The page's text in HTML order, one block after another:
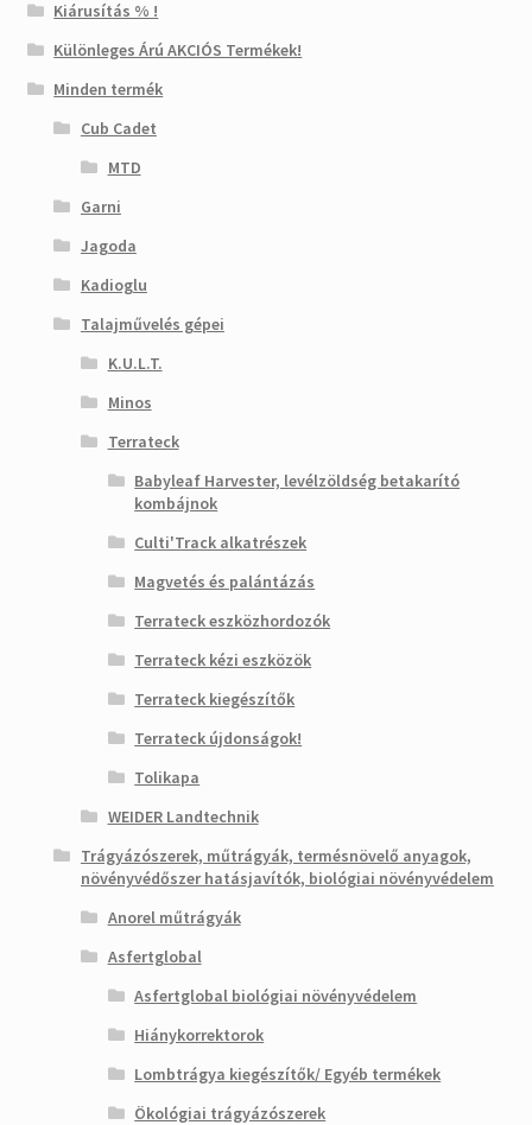
Kiárusítás % !
Különleges Árú AKCIÓS Termékek!
Minden termék
Cub Cadet
MTD
Garni
Jagoda
Kadioglu
Talajművelés gépei
K.U.L.T.
Minos
Terrateck
Babyleaf Harvester, levélzöldség betakarító
kombájnok
Culti'Track alkatrészek
Magvetés és palántázás
Terrateck eszközhordozók
Terrateck kézi eszközök
Terrateck kiegészítők
Terrateck újdonságok!
Tolikapa
WEIDER Landtechnik
Trágyázószerek, műtrágyák, termésnövelő anyagok,
növényvédőszer hatásjavítók, biológiai növényvédelem
Anorel műtrágyák
Asfertglobal
Asfertglobal biológiai növényvédelem
Hiánykorrektorok
Lombtrágya kiegészítők/ Egyéb termékek
Ökológiai trágyázószerek